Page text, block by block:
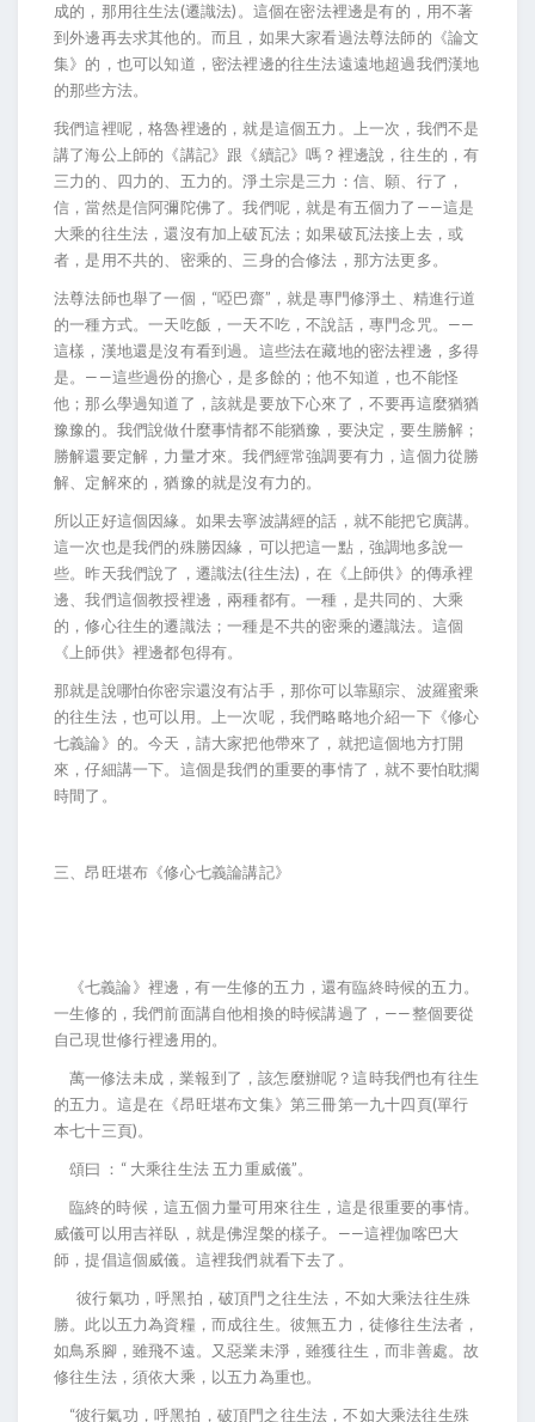
成的，那用往生法(遷識法)。這個在密法裡邊是有的，用不著
到外邊再去求其他的。而且，如果大家看過法尊法師的《論文
集》的，也可以知道，密法裡邊的往生法遠遠地超過我們漢地
的那些方法。
我們這裡呢，格魯裡邊的，就是這個五力。上一次，我們不是
講了海公上師的《講記》跟《續記》嗎？裡邊說，往生的，有
三力的、四力的、五力的。淨土宗是三力：信、願、行了，
信，當然是信阿彌陀佛了。我們呢，就是有五個力了——這是
大乘的往生法，還沒有加上破瓦法；如果破瓦法接上去，或
者，是用不共的、密乘的、三身的合修法，那方法更多。
法尊法師也舉了一個，“啞巴齋”，就是專門修淨土、精進行道
的一種方式。一天吃飯，一天不吃，不說話，專門念咒。——
這樣，漢地還是沒有看到過。這些法在藏地的密法裡邊，多得
是。——這些過份的擔心，是多餘的；他不知道，也不能怪
他；那么學過知道了，該就是要放下心來了，不要再這麼猶猶
豫豫的。我們說做什麼事情都不能猶豫，要決定，要生勝解；
勝解還要定解，力量才來。我們經常強調要有力，這個力從勝
解、定解來的，猶豫的就是沒有力的。
所以正好這個因緣。如果去寧波講經的話，就不能把它廣講。
這一次也是我們的殊勝因緣，可以把這一點，強調地多說一
些。昨天我們說了，遷識法(往生法)，在《上師供》的傳承裡
邊、我們這個教授裡邊，兩種都有。一種，是共同的、大乘
的，修心往生的遷識法；一種是不共的密乘的遷識法。這個
《上師供》裡邊都包得有。
那就是說哪怕你密宗還沒有沾手，那你可以靠顯宗、波羅蜜乘
的往生法，也可以用。上一次呢，我們略略地介紹一下《修心
七義論》的。今天，請大家把他帶來了，就把這個地方打開
來，仔細講一下。這個是我們的重要的事情了，就不要怕耽擱
時間了。
三、昂旺堪布《修心七義論講記》
《七義論》裡邊，有一生修的五力，還有臨終時候的五力。
一生修的，我們前面講自他相換的時候講過了，——整個要從
自己現世修行裡邊用的。
萬一修法未成，業報到了，該怎麼辦呢？這時我們也有往生
的五力。這是在《昂旺堪布文集》第三冊第一九十四頁(單行
本七十三頁)。
頌曰 ：“ 大乘往生法 五力重威儀”。
臨終的時候，這五個力量可用來往生，這是很重要的事情。
威儀可以用吉祥臥，就是佛涅槃的樣子。——這裡伽喀巴大
師，提倡這個威儀。這裡我們就看下去了。
彼行氣功，呼黑拍，破頂門之往生法，不如大乘法往生殊
勝。此以五力為資糧，而成往生。彼無五力，徒修往生法者，
如鳥系腳，雖飛不遠。又惡業未淨，雖獲往生，而非善處。故
修往生法，須依大乘，以五力為重也。
“彼行氣功，呼黑拍，破頂門之往生法，不如大乘法往生殊